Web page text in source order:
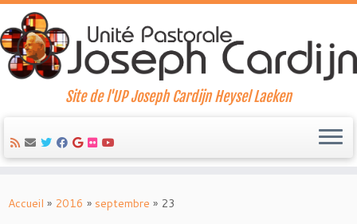
to
Site de l'UP Joseph Cardijn Heysel Laeken
Accueil » 2016 » septembre » 23